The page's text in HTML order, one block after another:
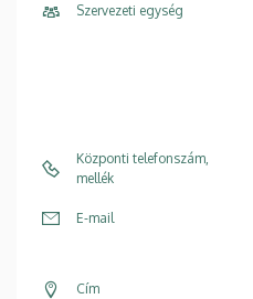
Szervezeti egység
Központi telefonszám,
mellék
E-mail
Cím